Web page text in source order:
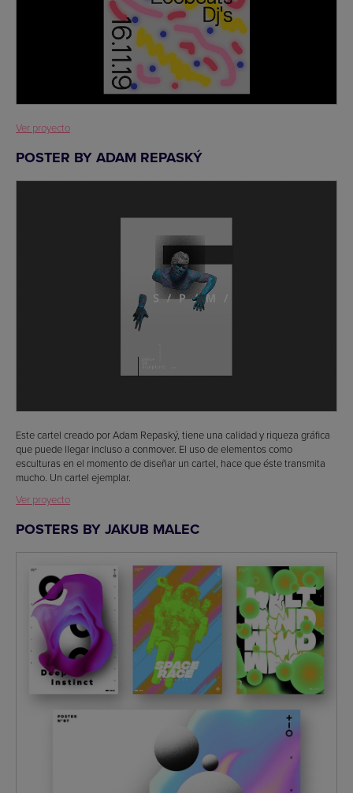
Ver proyecto
POSTER BY ADAM REPASKÝ
Este cartel creado por Adam Repaský, tiene una calidad y riqueza gráfica
que puede llegar incluso a conmover. El uso de elementos como
esculturas en el momento de diseñar un cartel, hace que éste transmita
mucho. Un cartel ejemplar.
Ver proyecto
POSTERS BY JAKUB MALEC